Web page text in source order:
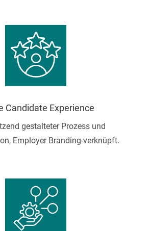
Candidate Experience
gestalteter Prozess und
Employer Branding-verknüpft.